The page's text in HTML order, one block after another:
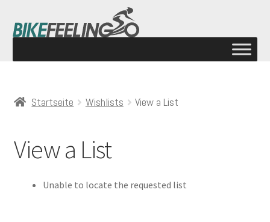
Startseite Wishlists View a List
View a List
Unable to locate the requested list